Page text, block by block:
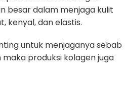
besar dalam menjaga kulit
kenyal, dan elastis.
untuk menjaganya sebab
produksi kolagen juga